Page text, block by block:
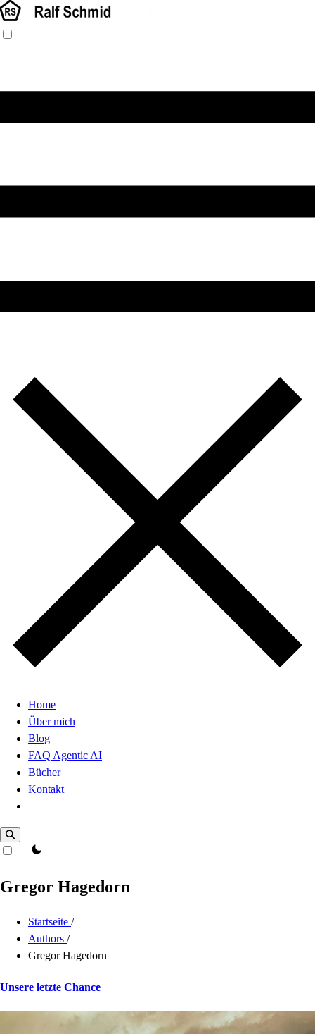
Home
Über mich
Blog
FAQ Agentic AI
Bücher
Kontakt
theme switcher
Gregor Hagedorn
Startseite /
Authors /
Gregor Hagedorn
Unsere letzte Chance